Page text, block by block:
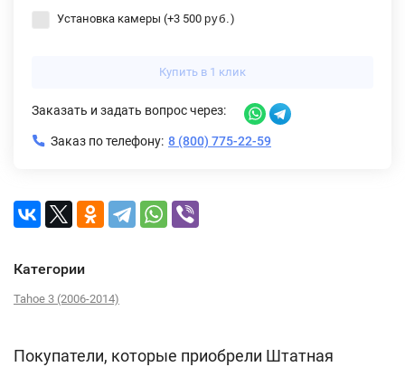
Установка камеры (+3 500 руб. )
Купить в 1 клик
Заказать и задать вопрос через:
Заказ по телефону: 8 (800) 775-22-59
Категории
Tahoe 3 (2006-2014)
Покупатели, которые приобрели Штатная